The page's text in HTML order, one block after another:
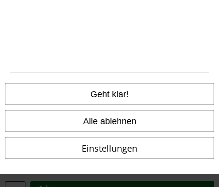
Geht klar!
Alle ablehnen
Einstellungen
Alle Preise inkl. gesetzlicher Mehrwertsteuer, zzgl.Versandkosten
© 1986-2026 E.M.P. Merchandising HGmbH
EMP Online Shops